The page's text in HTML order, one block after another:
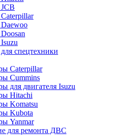
спецтехники
Caterpillar
Cummins
для двигателя Isuzu
Hitachi
Komatsu
Kubota
Yanmar
для ремонта ДВС